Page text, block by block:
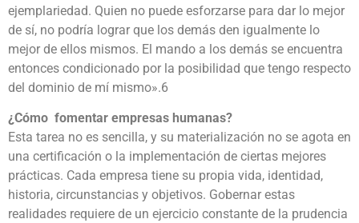
ejemplariedad. Quien no puede esforzarse para dar lo mejor
de sí, no podría lograr que los demás den igualmente lo
mejor de ellos mismos. El mando a los demás se encuentra
entonces condicionado por la posibilidad que tengo respecto
del dominio de mí mismo».6
¿Cómo fomentar empresas humanas?
Esta tarea no es sencilla, y su materialización no se agota en
una certificación o la implementación de ciertas mejores
prácticas. Cada empresa tiene su propia vida, identidad,
historia, circunstancias y objetivos. Gobernar estas
realidades requiere de un ejercicio constante de la prudencia